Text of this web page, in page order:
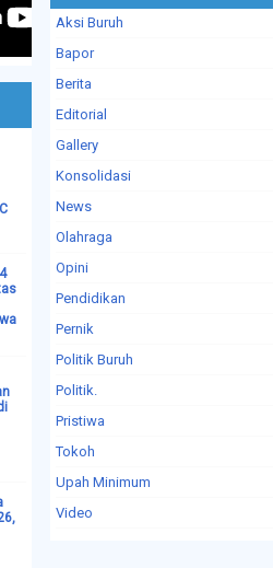
Aksi Buruh
Bapor
Berita
Editorial
Gallery
Konsolidasi
News
Olahraga
Opini
Pendidikan
Pernik
Politik Buruh
Politik.
Pristiwa
Tokoh
Upah Minimum
Video